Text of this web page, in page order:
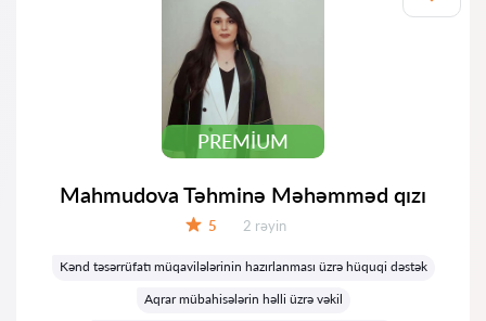
PREMIUM
Mahmudova Təhminə Məhəmməd qızı
5 Rəylər:
2 rəyin
Kənd təsərrüfatı müqavilələrinin hazırlanması üzrə hüquqi dəstək
Aqrar mübahisələrin həlli üzrə vəkil